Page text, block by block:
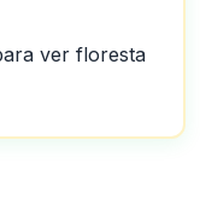
ver floresta